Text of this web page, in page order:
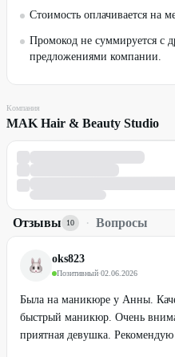
Стоимость оплачивается на
Промокод не суммируется с
предложениями компании.
Компания
MAK Hair & Beauty Studio
Отзывы 10 · Вопросы
oks823
Позитивный·02.06.2026
Была на маникюре у Анны.
быстрый маникюр. Очень
приятная девушка. Рекомендую